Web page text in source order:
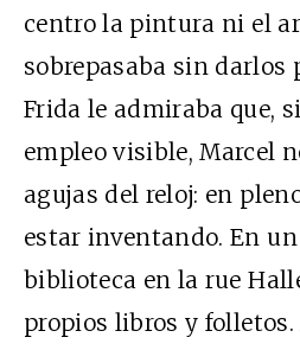
centro la pintura ni el
sobrepasaba sin darlos
Frida le admiraba que,
empleo visible, Marcel
agujas del reloj: en
estar inventando. En
biblioteca en la rue
propios libros y